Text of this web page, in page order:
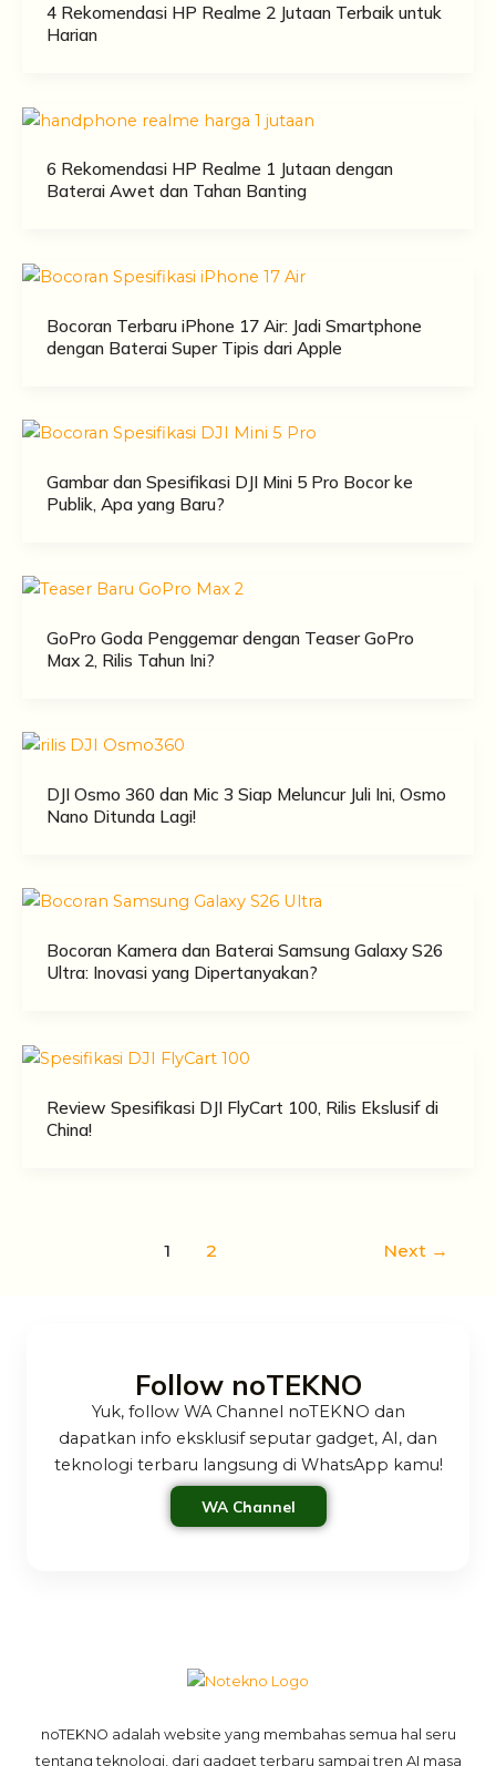
4 Rekomendasi HP Realme 2 Jutaan Terbaik untuk
Harian
6 Rekomendasi HP Realme 1 Jutaan dengan
Baterai Awet dan Tahan Banting
Bocoran Terbaru iPhone 17 Air: Jadi Smartphone
dengan Baterai Super Tipis dari Apple
Gambar dan Spesifikasi DJI Mini 5 Pro Bocor ke
Publik, Apa yang Baru?
GoPro Goda Penggemar dengan Teaser GoPro
Max 2, Rilis Tahun Ini?
DJI Osmo 360 dan Mic 3 Siap Meluncur Juli Ini, Osmo
Nano Ditunda Lagi!
Bocoran Kamera dan Baterai Samsung Galaxy S26
Ultra: Inovasi yang Dipertanyakan?
Review Spesifikasi DJI FlyCart 100, Rilis Ekslusif di
China!
1 2 Next →
Follow noTEKNO
Yuk, follow WA Channel noTEKNO dan
dapatkan info eksklusif seputar gadget, AI, dan
teknologi terbaru langsung di WhatsApp kamu!
WA Channel
noTEKNO adalah website yang membahas semua hal seru
tentang teknologi, dari gadget terbaru sampai tren AI masa